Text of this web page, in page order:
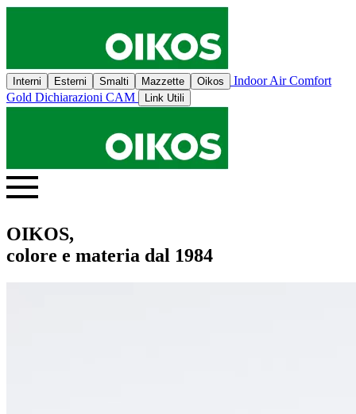
Interni Esterni Smalti Mazzette Oikos
Indoor Air Comfort
Gold Dichiarazioni CAM Link Utili
OIKOS,
colore e materia dal 1984